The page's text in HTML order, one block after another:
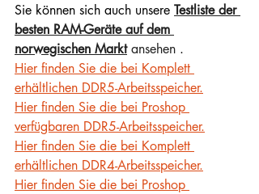
Sie können sich auch unsere Testliste der
besten RAM-Geräte auf dem
norwegischen Markt ansehen .
Hier finden Sie die bei Komplett
erhältlichen DDR5-Arbeitsspeicher.
Hier finden Sie die bei Proshop
verfügbaren DDR5-Arbeitsspeicher.
Hier finden Sie die bei Komplett
erhältlichen DDR4-Arbeitsspeicher.
Hier finden Sie die bei Proshop